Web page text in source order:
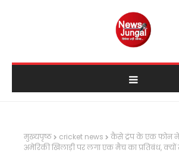
मुख्यपृष्ठ cricket news
कैसे ट्रंप के एक फोन
अमेरिकी खिलाड़ी पर लगा एक मैच का प्रतिबंध, क्यों